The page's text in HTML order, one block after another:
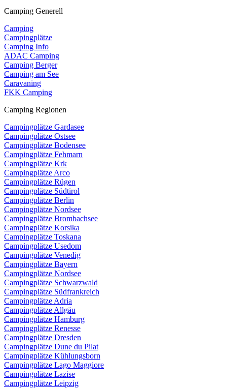
Camping Generell
Camping
Campingplätze
Camping Info
ADAC Camping
Camping Berger
Camping am See
Caravaning
FKK Camping
Camping Regionen
Campingplätze Gardasee
Campingplätze Ostsee
Campingplätze Bodensee
Campingplätze Fehmarn
Campingplätze Krk
Campingplätze Arco
Campingplätze Rügen
Campingplätze Südtirol
Campingplätze Berlin
Campingplätze Nordsee
Campingplätze Brombachsee
Campingplätze Korsika
Campingplätze Toskana
Campingplätze Usedom
Campingplätze Venedig
Campingplätze Bayern
Campingplätze Nordsee
Campingplätze Schwarzwald
Campingplätze Südfrankreich
Campingplätze Adria
Campingplätze Allgäu
Campingplätze Hamburg
Campingplätze Renesse
Campingplätze Dresden
Campingplätze Dune du Pilat
Campingplätze Kühlungsborn
Campingplätze Lago Maggiore
Campingplätze Lazise
Campingplätze Leipzig